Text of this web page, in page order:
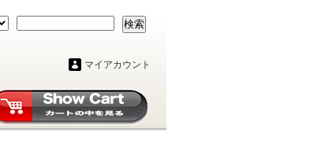
検索
マイアカウント